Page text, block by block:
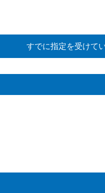
すでに指定を受けて